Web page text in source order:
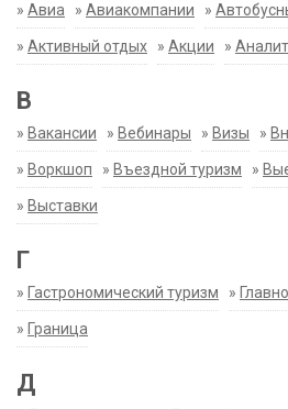
» Авиа » Авиакомпании »
» Активный отдых » Акции »
В
» Вакансии » Вебинары » Визы »
» Воркшоп » Въездной туризм »
» Выставки
Г
» Гастрономический туризм »
» Граница
Д